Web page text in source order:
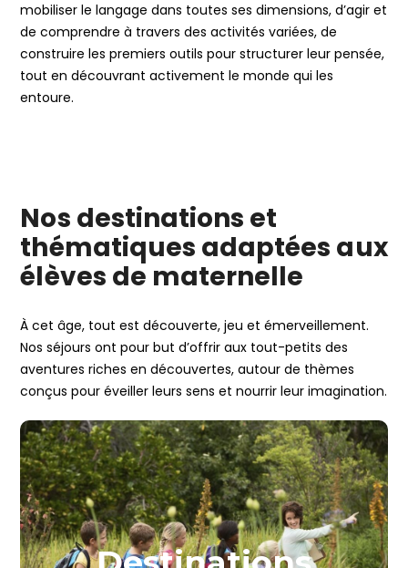
mobiliser le langage dans toutes ses dimensions, d’agir et
de comprendre à travers des activités variées, de
construire les premiers outils pour structurer leur pensée,
tout en découvrant activement le monde qui les
entoure.
Nos destinations et
thématiques adaptées aux
élèves de maternelle
À cet âge, tout est découverte, jeu et émerveillement.
Nos séjours ont pour but d’offrir aux tout-petits des
aventures riches en découvertes, autour de thèmes
conçus pour éveiller leurs sens et nourrir leur imagination.
Destinations 🚌
Mer, montagne, campagne, ville… Explorez tous nos
séjours par destinations, spécialement conçus pour